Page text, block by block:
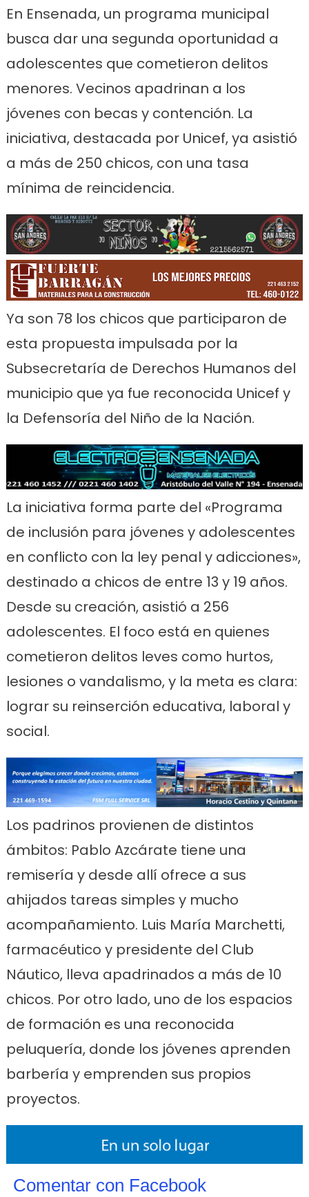
En Ensenada, un programa municipal
busca dar una segunda oportunidad a
adolescentes que cometieron delitos
menores. Vecinos apadrinan a los
jóvenes con becas y contención. La
iniciativa, destacada por Unicef, ya asistió
a más de 250 chicos, con una tasa
mínima de reincidencia.
Ya son 78 los chicos que participaron de
esta propuesta impulsada por la
Subsecretaría de Derechos Humanos del
municipio que ya fue reconocida Unicef y
la Defensoría del Niño de la Nación.
La iniciativa forma parte del «Programa
de inclusión para jóvenes y adolescentes
en conflicto con la ley penal y adicciones»,
destinado a chicos de entre 13 y 19 años.
Desde su creación, asistió a 256
adolescentes. El foco está en quienes
cometieron delitos leves como hurtos,
lesiones o vandalismo, y la meta es clara:
lograr su reinserción educativa, laboral y
social.
Los padrinos provienen de distintos
ámbitos: Pablo Azcárate tiene una
remisería y desde allí ofrece a sus
ahijados tareas simples y mucho
acompañamiento. Luis María Marchetti,
farmacéutico y presidente del Club
Náutico, lleva apadrinados a más de 10
chicos. Por otro lado, uno de los espacios
de formación es una reconocida
peluquería, donde los jóvenes aprenden
barbería y emprenden sus propios
proyectos.
Comentar con Facebook